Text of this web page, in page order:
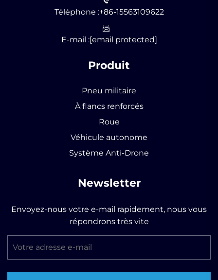
Téléphone :+86-15563109622
E-mail :[email protected]
Produit
Pneu militaire
À flancs renforcés
Roue
Véhicule autonome
Système Anti-Drone
Newsletter
Envoyez-nous votre e-mail rapidement, nous vous
répondrons très vite